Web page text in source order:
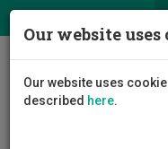
Our website uses
Our website uses
described here.